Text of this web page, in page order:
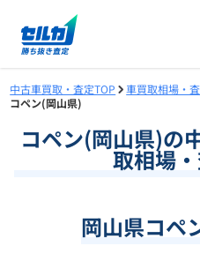
中古車買取・査定TOP 車買取相場・
コペン(岡山県)
コペン(岡山県)の
取相場
岡山県コペ